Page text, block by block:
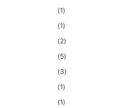
(1)
(1)
(2)
(5)
(3)
(1)
(1)